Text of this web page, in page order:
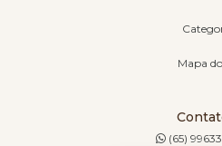
Mapa
(65)